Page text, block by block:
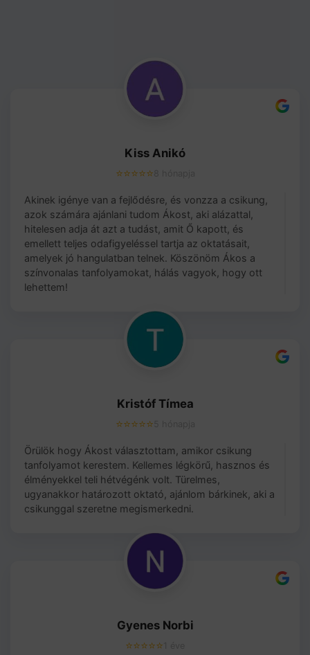
Kiss Anikó
⭐⭐⭐⭐⭐
Akinek igénye van a fejlődésre, és vonzza a csikung,
azok számára ajánlani tudom Ákost, aki alázattal,
hitelesen adja át azt a tudást, amit Ő kapott, és
emellett teljes odafigyeléssel tartja az oktatásait,
amelyek jó hangulatban telnek. Köszönöm Ákos a
színvonalas tanfolyamokat, hálás vagyok, hogy ott
lehettem!
Kristóf Tímea
⭐⭐⭐⭐⭐
Örülök hogy Ákost választottam, amikor csikung
tanfolyamot kerestem. Kellemes légkörű, hasznos és
élményekkel teli hétvégénk volt. Türelmes,
ugyanakkor határozott oktató, ajánlom bárkinek, aki a
csikunggal szeretne megismerkedni.
Gyenes Norbi
⭐⭐⭐⭐⭐